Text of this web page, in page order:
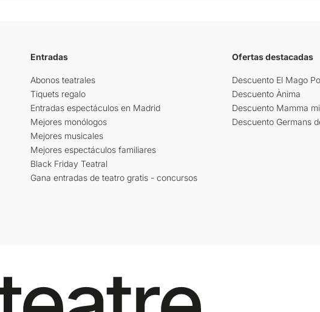
Entradas
Abonos teatrales
Tiquets regalo
Entradas espectáculos en Madrid
Mejores monólogos
Mejores musicales
Mejores espectáculos familiares
Black Friday Teatral
Gana entradas de teatro gratis - concursos
Ofertas destacadas
Descuento El Mago
Descuento Ànima
Descuento Mamma
Descuento Germans